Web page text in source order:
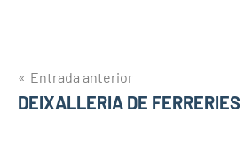
Navegación
de
Entrada anterior
DEIXALLERIA DE FERRERIES